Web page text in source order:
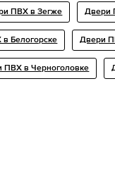
ПВХ в Зегже Двери
Белогорске Двери
ПВХ в Черноголовке